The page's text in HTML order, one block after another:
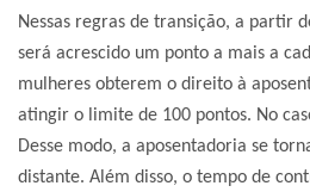
Nessas regras de transição, a partir
será acrescido um ponto a mais a
mulheres obterem o direito à
atingir o limite de 100 pontos. No
Desse modo, a aposentadoria se
distante. Além disso, o tempo de